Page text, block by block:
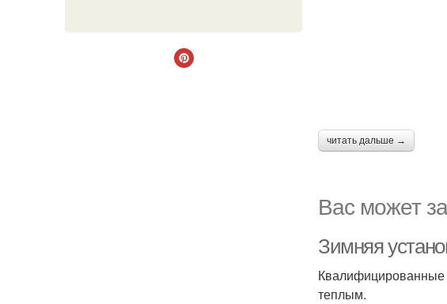
читать дальше →
Вас может
Зимняя
Квалифицированные
теплым.